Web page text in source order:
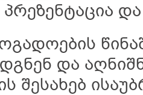
და
შესახებ